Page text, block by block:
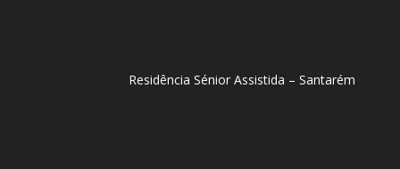
Residência Sénior Assistida – Santarém